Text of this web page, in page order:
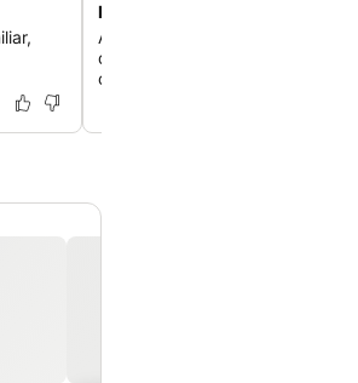
Estacionamento privado
Aproveite a rara conveniência
dedicadas localizadas
chega de carro.